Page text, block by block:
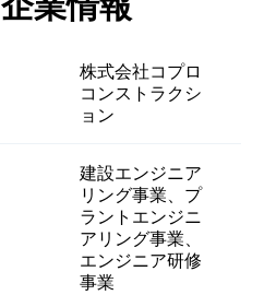
株式会社コプロ
コンストラクシ
ョン
建設エンジニア
リング事業、プ
ラントエンジニ
アリング事業、
エンジニア研修
事業